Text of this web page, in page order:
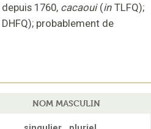
depuis 1760, cacaoui (in TLFQ);
DHFQ); probablement de
NOM MASCULIN